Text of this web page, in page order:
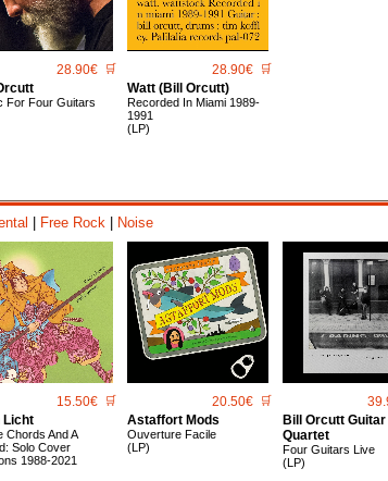
28.90€ 🛒
For Four Guitars
28.90€ 🛒
Watt (Bill Orcutt)
Recorded In Miami 1989-
1991
(LP)
Free Rock| Noise
15.50€ 🛒
Licht
Chords And A
Solo Cover
1988​-​2021
20.50€ 🛒
Astaffort Mods
Ouverture Facile
(LP)
Bill Orcutt Guitar
Quartet
Four Guitars Live
(LP)